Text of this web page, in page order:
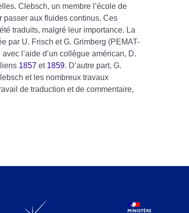
Clebsch, un membre l’école de
aux fluides continus. Ces
traduits, malgré leur importance. La
par U. Frisch et G. Grimberg (PEMAT-
l’aide d’un collègue américan, D.
1857 et 1859. D’autre part, G.
et les nombreux travaux
de traduction et de commentaire,